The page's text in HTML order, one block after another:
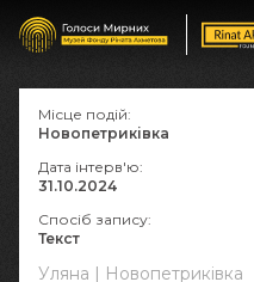
Уляна | Новопетриківка
Місце подій:
Новопетриківка
Дата інтерв'ю:
31.10.2024
Спосіб запису:
Текст